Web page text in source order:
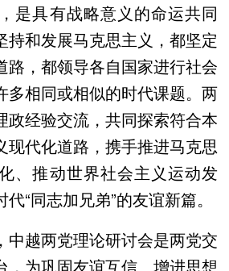
是具有战略意义的命运共同
持和发展马克思主义，都坚定
路，都领导各自国家进行社会
多相同或相似的时代课题。两
政经验交流，共同探索符合本
现代化道路，携手推进马克思
、推动世界社会主义运动发
“同志加兄弟”的友谊新篇。
越两党理论研讨会是两党交
，为巩固友谊互信、增进思想